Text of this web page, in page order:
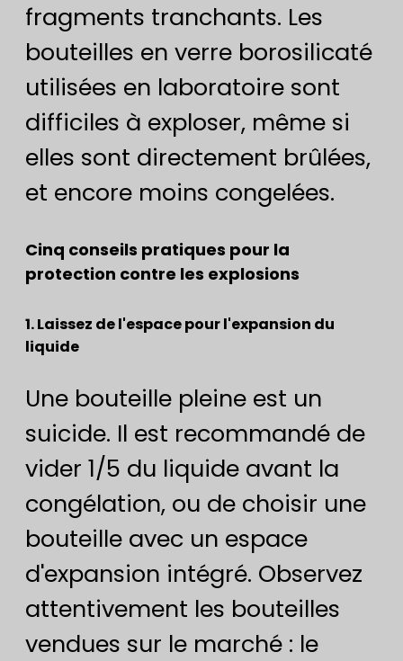
fragments tranchants. Les
bouteilles en verre borosilicaté
utilisées en laboratoire sont
difficiles à exploser, même si
elles sont directement brûlées,
et encore moins congelées.
Cinq conseils pratiques pour la
protection contre les explosions
1. Laissez de l'espace pour l'expansion du
liquide
Une bouteille pleine est un
suicide. Il est recommandé de
vider 1/5 du liquide avant la
congélation, ou de choisir une
bouteille avec un espace
d'expansion intégré. Observez
attentivement les bouteilles
vendues sur le marché : le